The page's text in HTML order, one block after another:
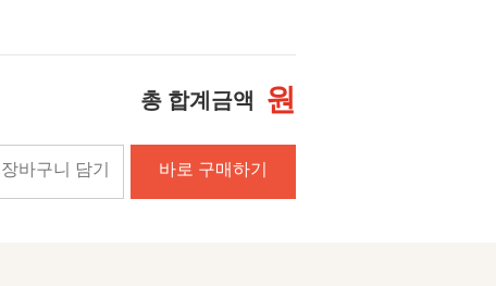
총 합계금액 원
장바구니 담기 바로 구매하기